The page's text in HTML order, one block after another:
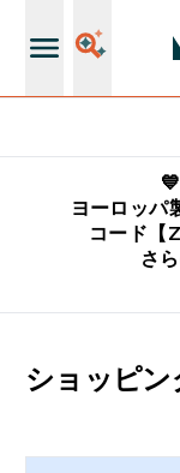
ヨーロッパ
コード【
さ
ショッピン